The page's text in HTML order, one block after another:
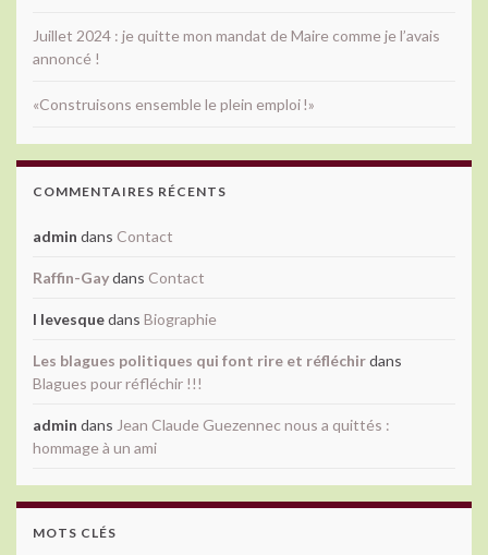
Juillet 2024 : je quitte mon mandat de Maire comme je l’avais
annoncé !
«Construisons ensemble le plein emploi !»
COMMENTAIRES RÉCENTS
admin dans Contact
Raffin-Gaydans Contact
l levesquedans Biographie
Les blagues politiques qui font rire et réfléchirdans
Blagues pour réfléchir !!!
admin dans Jean Claude Guezennec nous a quittés :
hommage à un ami
MOTS CLÉS